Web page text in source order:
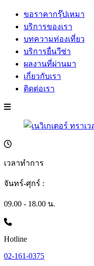
ขอราคากรุ๊ปเหมา
บริการของเรา
บทความท่องเที่ยว
บริการยื่นวีซ่า
ผลงานที่ผ่านมา
เกี่ยวกับเรา
ติดต่อเรา
เวลาทำการ
จันทร์-ศุกร์ :
09.00 - 18.00 น.
Hotline
02-161-0375